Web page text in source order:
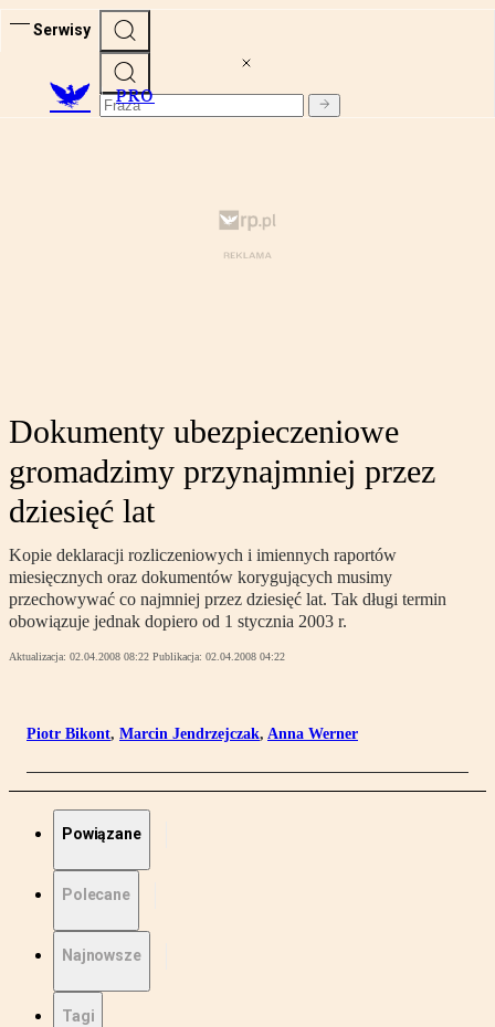
Serwisy
PRO
Dokumenty ubezpieczeniowe
gromadzimy przynajmniej przez
dziesięć lat
Kopie deklaracji rozliczeniowych i imiennych raportów
miesięcznych oraz dokumentów korygujących musimy
przechowywać co najmniej przez dziesięć lat. Tak długi termin
obowiązuje jednak dopiero od 1 stycznia 2003 r.
Aktualizacja: 02.04.2008 08:22 Publikacja: 02.04.2008 04:22
Piotr Bikont, Marcin Jendrzejczak, Anna Werner
Powiązane
Polecane
Najnowsze
Tagi